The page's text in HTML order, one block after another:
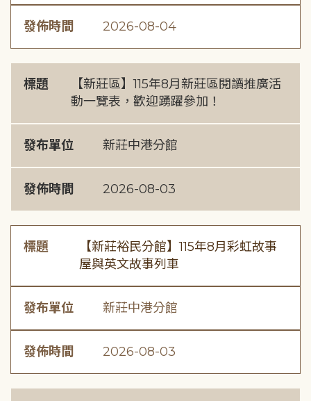
發佈時間 2026-08-04
標題
【新莊區】115年8月新莊區閱讀推廣活
動一覽表，歡迎踴躍參加！
發布單位 新莊中港分館
發佈時間 2026-08-03
標題
【新莊裕民分館】115年8月彩虹故事
屋與英文故事列車
發布單位 新莊中港分館
發佈時間 2026-08-03